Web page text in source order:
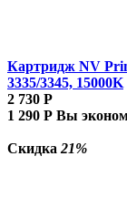
Картридж NV
3335/3345, 15000K
2 730 Р
1 290 Р Вы
Скидка 21%